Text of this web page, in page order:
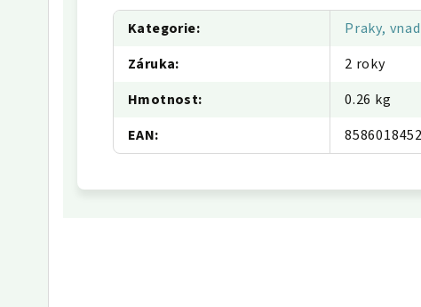
Kategorie:
Praky,
Záruka:
2 roky
Hmotnost:
0.26 kg
EAN: